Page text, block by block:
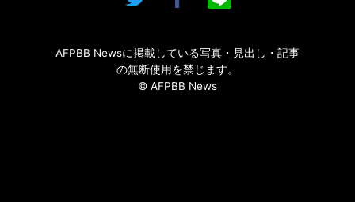
AFPBB Newsに掲載している写真・見出し・記事
の無断使用を禁じます。
© AFPBB News